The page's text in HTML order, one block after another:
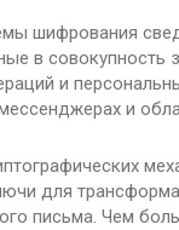
шифрования
в совокупность
и
и
для
письма. Чем